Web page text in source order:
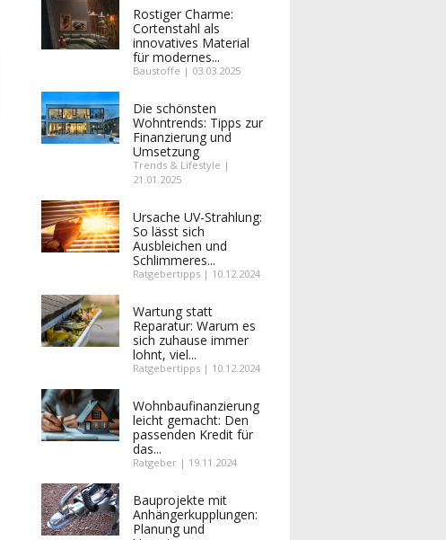
Rostiger Charme:
Cortenstahl als
innovatives Material
für modernes...
Baustoffe | 03.03.2025
Die schönsten
Wohntrends: Tipps zur
Finanzierung und
Umsetzung
Trends & Lifestyle |
21.01.2025
Ursache UV-Strahlung:
So lässt sich
Ausbleichen und
Schlimmeres...
Ratgebertipps | 10.12.2024
Wartung statt
Reparatur: Warum es
sich zuhause immer
lohnt, viel...
Ratgebertipps | 10.12.2024
Wohnbaufinanzierung
leicht gemacht: Den
passenden Kredit für
das...
Ratgeber | 19.11.2024
Bauprojekte mit
Anhängerkupplungen:
Planung und